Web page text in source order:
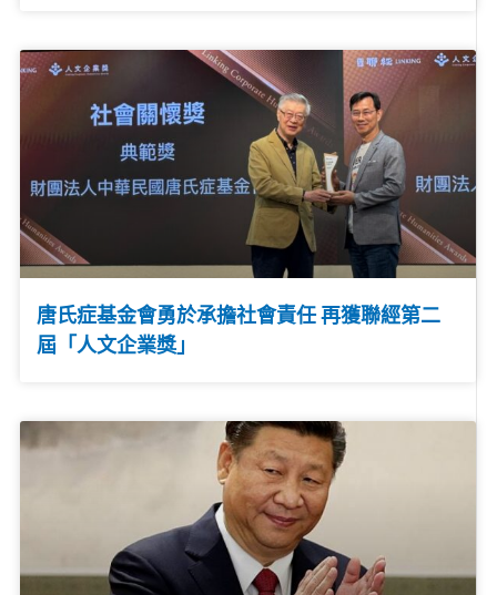
唐氏症基金會勇於承擔社會責任 再獲聯經第二
屆「人文企業獎」